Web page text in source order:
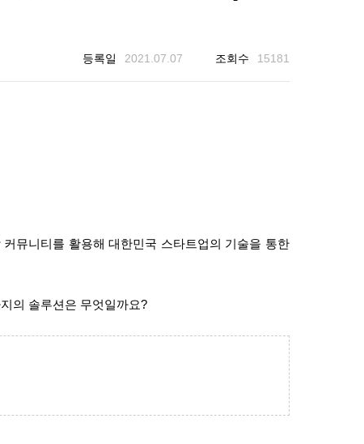
등록일 2021.07.07 조회수 15181
커뮤니티를 활용해 대한민국 스타트업의 기술을 통한
의 솔루션은 무엇일까요?